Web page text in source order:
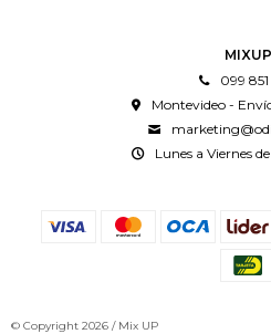
MIXUP
099
Montevideo -
Lunes a Viernes
© Copyright 2026 / Mix UP